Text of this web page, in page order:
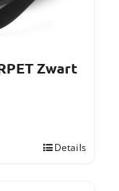
Zwart
Details